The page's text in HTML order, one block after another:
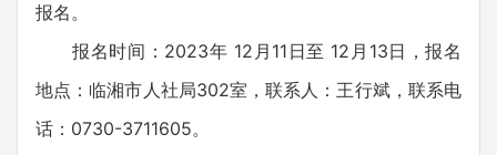
报名。
报名时间：2023年 12月11日至 12月13日，报名
地点：临湘市人社局302室，联系人：王行斌，联系电
话：0730-3711605。